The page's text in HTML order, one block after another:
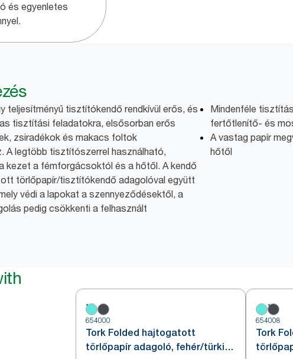
és egyenletes
teljesítményű tisztítókendő rendkívül erős, és
tisztítási feladatokra, elsősorban erős
zsiradékok és makacs foltok
A legtöbb tisztítószerrel használható,
kezet a fémforgácsoktól és a hőtől. A kendő
törlőpapír/tisztítókendő adagolóval együtt
védi a lapokat a szennyeződésektől, a
pedig csökkenti a felhasznált
Mindenféle
fertőtlenítő- és
A vastag papír
hőtől
654000
Tork Folded hajtogatott
törlőpapír adagoló, fehér/türkiz,
654008
Tork